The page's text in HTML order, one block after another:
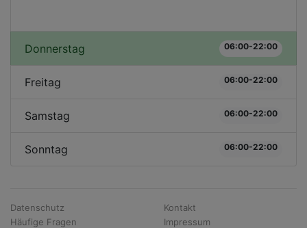
Donnerstag 06:00-22:00
Freitag 06:00-22:00
Samstag 06:00-22:00
Sonntag 06:00-22:00
Datenschutz
Häufige Fragen
Kontakt
Impressum